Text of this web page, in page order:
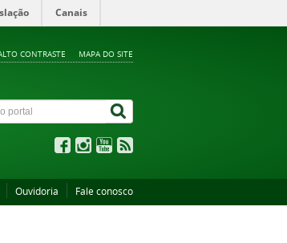
Canais
CONTRASTE MAPA DO SITE
Ouvidoria Fale conosco